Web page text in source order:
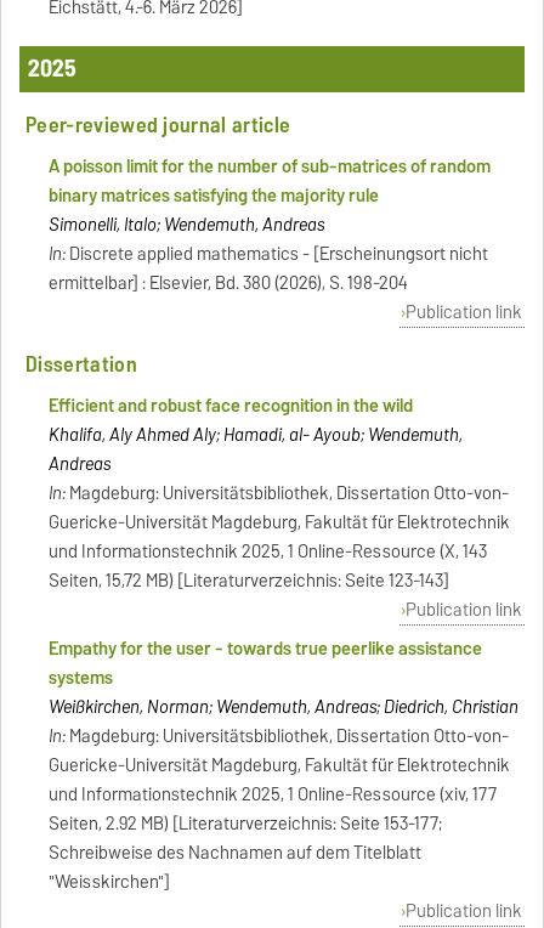
Eichstätt, 4.-6. März 2026]
2025
Peer-reviewed journal article
A poisson limit for the number of sub-matrices of random
binary matrices satisfying the majority rule
Simonelli, Italo; Wendemuth, Andreas
In:Discrete applied mathematics - [Erscheinungsort nicht
ermittelbar] : Elsevier, Bd. 380 (2026), S. 198-204
Publication link
Dissertation
Efficient and robust face recognition in the wild
Khalifa, Aly Ahmed Aly; Hamadi, al- Ayoub; Wendemuth,
Andreas
In:Magdeburg: Universitätsbibliothek, Dissertation Otto-von-
Guericke-Universität Magdeburg, Fakultät für Elektrotechnik
und Informationstechnik 2025, 1 Online-Ressource (X, 143
Seiten, 15,72 MB) [Literaturverzeichnis: Seite 123-143]
Publication link
Empathy for the user - towards true peerlike assistance
systems
Weißkirchen, Norman; Wendemuth, Andreas; Diedrich, Christian
In:Magdeburg: Universitätsbibliothek, Dissertation Otto-von-
Guericke-Universität Magdeburg, Fakultät für Elektrotechnik
und Informationstechnik 2025, 1 Online-Ressource (xiv, 177
Seiten, 2.92 MB) [Literaturverzeichnis: Seite 153-177;
Schreibweise des Nachnamen auf dem Titelblatt
"Weisskirchen"]
Publication link